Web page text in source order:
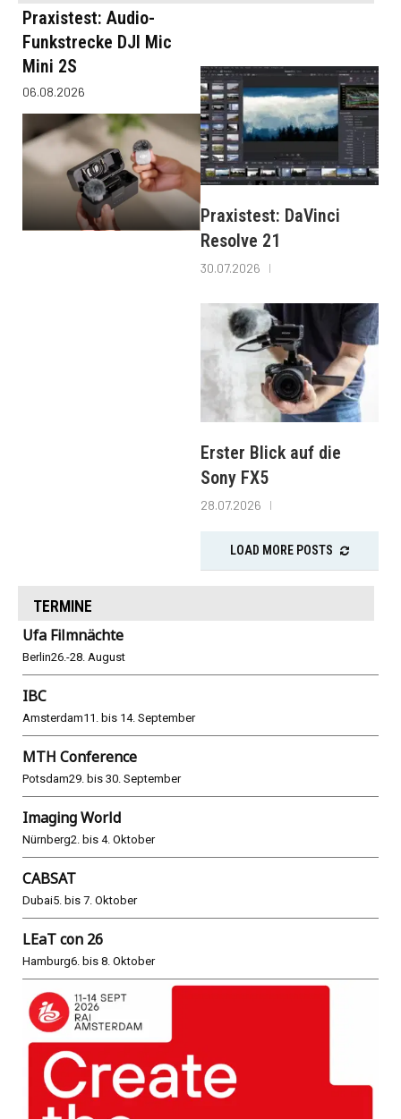
Praxistest: Audio-
Funkstrecke DJI Mic
Mini 2S
06.08.2026
Praxistest: DaVinci
Resolve 21
30.07.2026
Erster Blick auf die
Sony FX5
28.07.2026
LOAD MORE POSTS
TERMINE
Ufa Filmnächte
Berlin26.-28. August
IBC
Amsterdam11. bis 14. September
MTH Conference
Potsdam29. bis 30. September
Imaging World
Nürnberg2. bis 4. Oktober
CABSAT
Dubai5. bis 7. Oktober
LEaT con 26
Hamburg6. bis 8. Oktober